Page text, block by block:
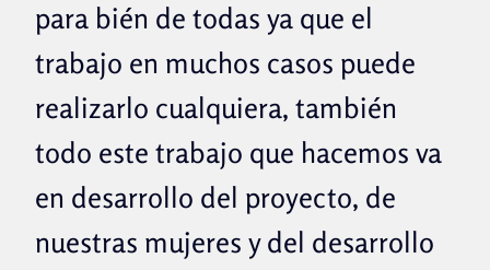
para bién de todas ya que el
trabajo en muchos casos puede
realizarlo cualquiera, también
todo este trabajo que hacemos va
en desarrollo del proyecto, de
nuestras mujeres y del desarrollo